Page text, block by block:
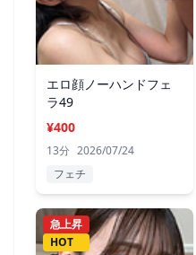
エロ顔ノーハンドフェ
ラ49
¥400
13分 2026/07/24
フェチ
急上昇
HOT